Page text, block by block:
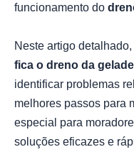
funcionamento do
Neste artigo
fica o dreno da
identificar problemas
melhores passos para
especial para
soluções eficazes e